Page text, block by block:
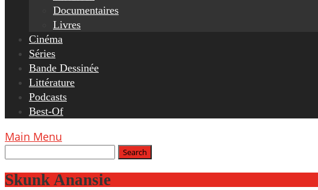
Documentaires
Livres
Cinéma
Séries
Bande Dessinée
Littérature
Podcasts
Best-Of
Main Menu
Skunk Anansie